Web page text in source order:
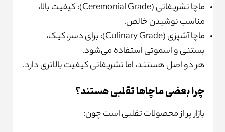
ماچا تشریفاتی (Ceremonial Grade): کیفیت بالا،
مناسب نوشیدن خالص.
ماچا آشپزی (Culinary Grade): برای دسر، کیک،
بستنی و اسموتی استفاده می‌شود.
هر دو اصل هستند، اما تشریفاتی کیفیت بالاتری دارد.
چرا بعضی ماچاها تقلبی هستند؟
بازار پر از محصولات تقلبی است چون: